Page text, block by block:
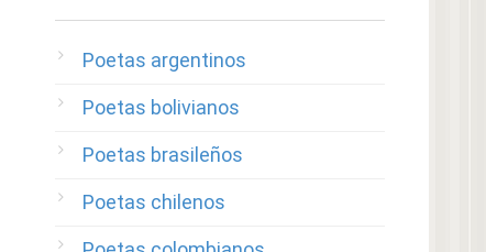
Poetas argentinos
Poetas bolivianos
Poetas brasileños
Poetas chilenos